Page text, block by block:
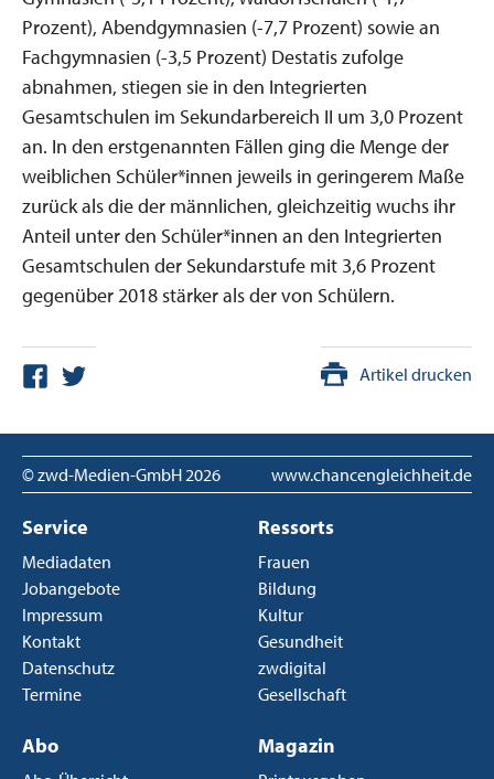
Prozent), Abendgymnasien (-7,7 Prozent) sowie an
Fachgymnasien (-3,5 Prozent) Destatis zufolge
abnahmen, stiegen sie in den Integrierten
Gesamtschulen im Sekundarbereich II um 3,0 Prozent
an. In den erstgenannten Fällen ging die Menge der
weiblichen Schüler*innen jeweils in geringerem Maße
zurück als die der männlichen, gleichzeitig wuchs ihr
Anteil unter den Schüler*innen an den Integrierten
Gesamtschulen der Sekundarstufe mit 3,6 Prozent
gegenüber 2018 stärker als der von Schülern.
Artikel drucken
© zwd-Medien-GmbH 2026 www.chancengleichheit.de
Service
Mediadaten
Jobangebote
Impressum
Kontakt
Datenschutz
Termine
Ressorts
Frauen
Bildung
Kultur
Gesundheit
zwdigital
Gesellschaft
Abo Magazin